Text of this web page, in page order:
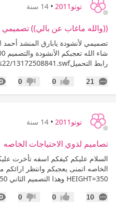
توتو2011 • 14 سنة
((والله ماغاب عن بالي)) تصميمي
تصميمي لأنشودة يابارق المنشد أحمد
رابط التحميلhttp://upload.7ozn.com/files22/13172508841.swf
21
التعليقات إعجاب0 عدم إعجاب
0
توتو2011 • 14 سنة
تصاميم لذوي الاحتياجات الخاصه
السلام عليكم كيفكم اسفه تأخرت
HEIGHT=350 وهذا التصميم الثاني WIDTH=400 HEIGHT=350
10
التعليقات إعجاب0 عدم إعجاب
0